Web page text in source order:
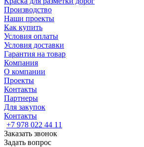
Производство
Наши проекты
Как купить
Условия оплаты
Условия доставки
Гарантия на товар
Компания
О компании
Проекты
Контакты
Партнеры
Для закупок
Контакты
+7 978 022 44 11
Заказать звонок
Задать вопрос